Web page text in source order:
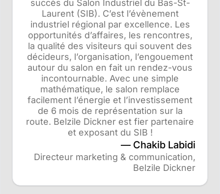
succès du Salon Industriel du Bas-St-
Laurent (SIB). C’est l’évènement
industriel régional par excellence. Les
opportunités d’affaires, les rencontres,
la qualité des visiteurs qui souvent des
décideurs, l’organisation, l’engouement
autour du salon en fait un rendez-vous
incontournable. Avec une simple
mathématique, le salon remplace
facilement l’énergie et l’investissement
de 6 mois de représentation sur la
route. Belzile Dickner est fier partenaire
et exposant du SIB !
Chakib Labidi
Directeur marketing & communication,
Belzile Dickner